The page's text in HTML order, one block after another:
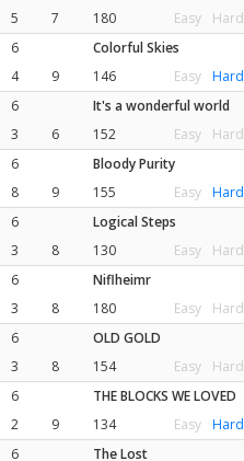
5
7 180 Easy Hard
6
Colorful Skies
4
9 146 Easy Hard
6
It's a wonderful world
3
6 152 Easy Hard
6
Bloody Purity
8
9 155 Easy Hard
6
Logical Steps
3
8 130 Easy Hard
6
Niflheimr
3
8 180 Easy Hard
6
OLD GOLD
3
8 154 Easy Hard
6
THE BLOCKS WE LOVED
2
9 134 Easy Hard
6
The Lost